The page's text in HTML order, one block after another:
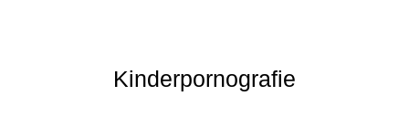
Kinderpornografie